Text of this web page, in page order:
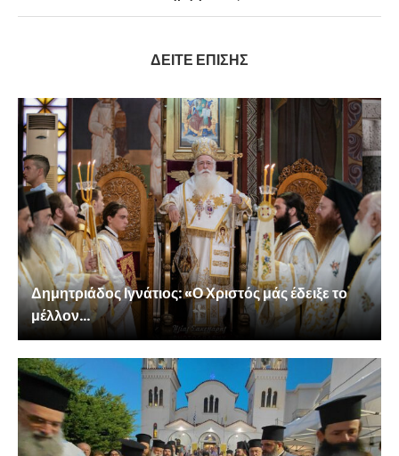
ΔΕΙΤΕ ΕΠΙΣΗΣ
Δημητριάδος Ιγνάτιος: «Ο Χριστός μάς έδειξε το
μέλλον...